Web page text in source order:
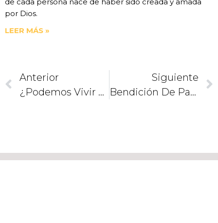
de cada persona nace de haber sido creada y amada
por Dios.
LEER MÁS »
Anterior
¿Podemos Vivir Una Semana Santa Más Espiritual En Nuestra Iglesia Doméstica?
Siguiente
Bendición De Parejas Homosexuales